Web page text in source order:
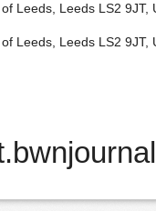
Leeds, Leeds LS2 9JT,
Leeds, Leeds LS2 9JT,